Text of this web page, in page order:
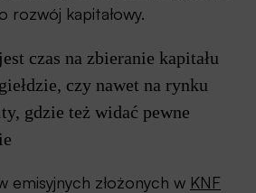
rozwój kapitałowy.
czas na zbieranie kapitału
czy nawet na rynku
gdzie też widać pewne
emisyjnych złożonych w KNF